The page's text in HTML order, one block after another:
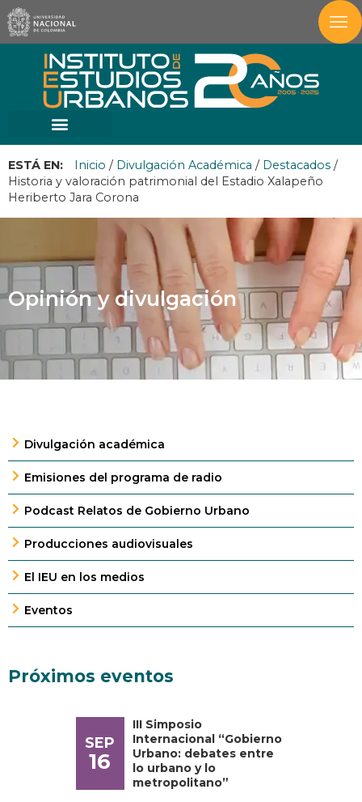
ESTÁ EN: Inicio / Divulgación Académica / Destacados /
Historia y valoración patrimonial del Estadio Xalapeño
Heriberto Jara Corona
Opinión y divulgación
Divulgación académica
Emisiones del programa de radio
Podcast Relatos de Gobierno Urbano
Producciones audiovisuales
El IEU en los medios
Eventos
Próximos eventos
SEP
16
III Simposio
Internacional “Gobierno
Urbano: debates entre
lo urbano y lo
metropolitano”